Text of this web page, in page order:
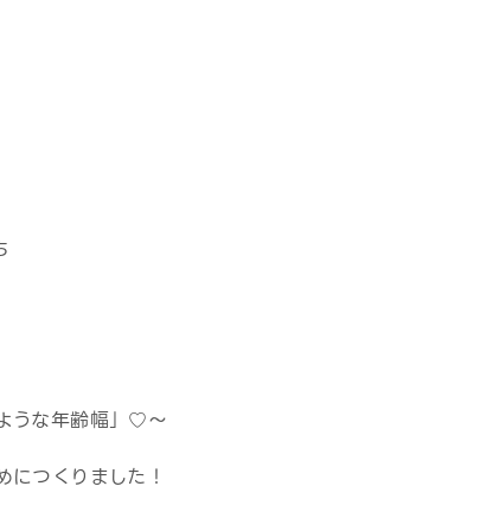
うな年齢幅」♡～
つくりました！